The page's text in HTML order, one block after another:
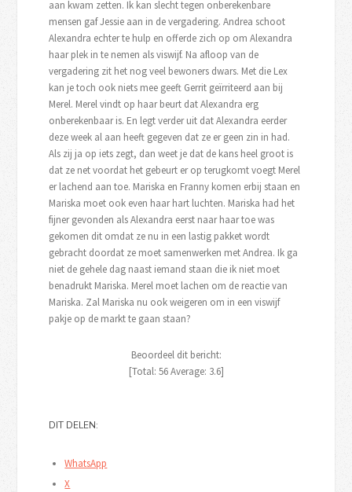
aan kwam zetten. Ik kan slecht tegen onberekenbare
mensen gaf Jessie aan in de vergadering. Andrea schoot
Alexandra echter te hulp en offerde zich op om Alexandra
haar plek in te nemen als viswijf. Na afloop van de
vergadering zit het nog veel bewoners dwars. Met die Lex
kan je toch ook niets mee geeft Gerrit geïrriteerd aan bij
Merel. Merel vindt op haar beurt dat Alexandra erg
onberekenbaar is. En legt verder uit dat Alexandra eerder
deze week al aan heeft gegeven dat ze er geen zin in had.
Als zij ja op iets zegt, dan weet je dat de kans heel groot is
dat ze net voordat het gebeurt er op terugkomt voegt Merel
er lachend aan toe. Mariska en Franny komen erbij staan en
Mariska moet ook even haar hart luchten. Mariska had het
fijner gevonden als Alexandra eerst naar haar toe was
gekomen dit omdat ze nu in een lastig pakket wordt
gebracht doordat ze moet samenwerken met Andrea. Ik ga
niet de gehele dag naast iemand staan die ik niet moet
benadrukt Mariska. Merel moet lachen om de reactie van
Mariska. Zal Mariska nu ook weigeren om in een viswijf
pakje op de markt te gaan staan?
Beoordeel dit bericht:
[Total: 56Average: 3.6]
DIT DELEN:
WhatsApp
X